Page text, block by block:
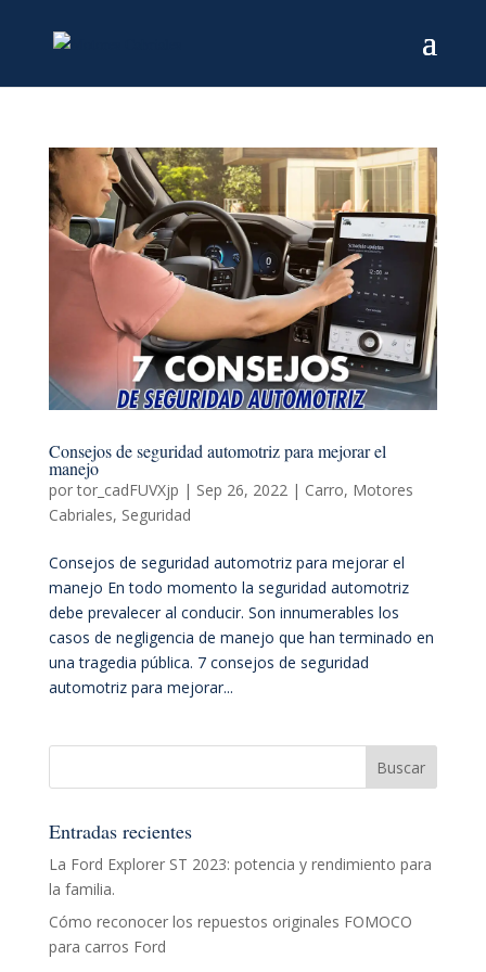
Consejos de seguridad automotriz para mejorar el
manejo
portor_cadFUVXjp | Sep 26, 2022| Carro, Motores
Cabriales, Seguridad
Consejos de seguridad automotriz para mejorar el
manejo En todo momento la seguridad automotriz
debe prevalecer al conducir. Son innumerables los
casos de negligencia de manejo que han terminado en
una tragedia pública. 7 consejos de seguridad
automotriz para mejorar...
Entradas recientes
La Ford Explorer ST 2023: potencia y rendimiento para
la familia.
Cómo reconocer los repuestos originales FOMOCO
para carros Ford